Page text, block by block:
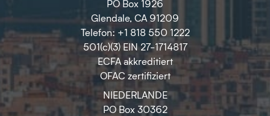
PO Box 1926
Glendale, CA 91209
Telefon: +1 818 550 1222
501(c)(3) EIN 27-1714817
ECFA akkreditiert
OFAC zertifiziert
NIEDERLANDE
PO Box 30362